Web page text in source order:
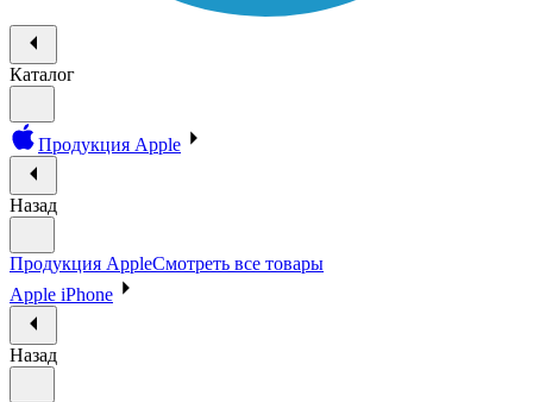
Каталог
Продукция Apple
Назад
Продукция AppleСмотреть все товары
Apple iPhone
Назад